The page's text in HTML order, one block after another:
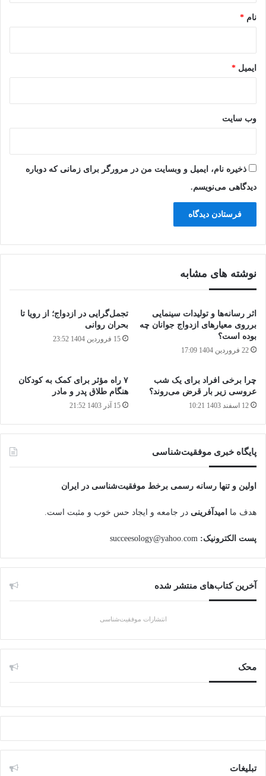
د
نام *
ایمیل *
وب‌ سایت
ذخیره نام، ایمیل و وبسایت من در مرورگر برای زمانی که دوباره
دیدگاهی می‌نویسم.
نوشته های مشابه
اثر رسانه‌ها و تولیدات سینمایی
برروی معیارهای ازدواج جوانان چه
بوده است؟
22 فروردین 1404 17:09
تجمل‌گرایی در ازدواج؛ از رویا تا
بحران روانی
15 فروردین 1404 23:52
چرا برخی افراد برای یک شب
عروسی زیر بار قرض می‌روند؟
12 اسفند 1403 10:21
۷ راه مؤثر برای کمک به کودکان
هنگام طلاق پدر و مادر
15 آذر 1403 21:52
پایگاه‌ خبری موفقیت‌شناسی
اولین و تنها رسانه رسمی برخط موفقیت‌شناسی در ایران
هدف ما امیدآفرینی در جامعه و ایجاد حس خوب و مثبت است.
پست الکترونیک:
آخرین کتاب‌های منتشر شده
انتشارات موفقیت‌شناسی
محک
تبلیغات